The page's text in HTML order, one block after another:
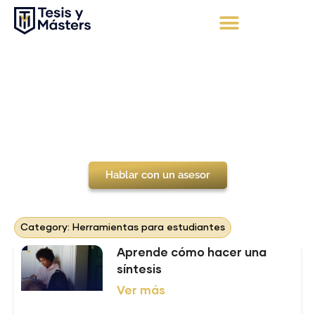
Hablar con un asesor
Category: Herramientas para estudiantes
Aprende cómo hacer una
síntesis
Ver más
PagePagePage